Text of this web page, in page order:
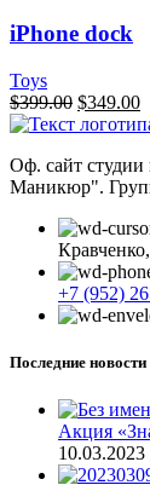
iPhone dock
Toys
$399.00 $349.00
Оф. сайт
Маникюр".
+7 (952)
Последние новости
Акция
10.03.2023